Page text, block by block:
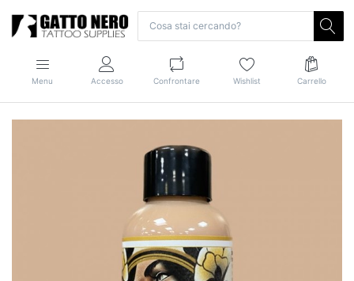
Menu Accesso Confrontare Wishlist Carrello